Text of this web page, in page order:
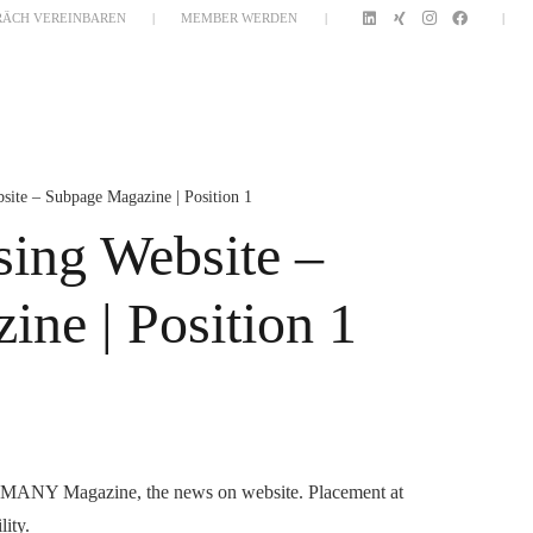
VEREINBAREN | MEMBER WERDEN | |
– Subpage Magazine | Position 1
Website –
| Position 1
Magazine, the news on website. Placement at